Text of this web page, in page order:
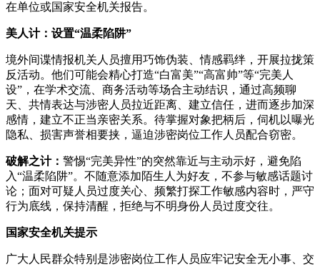
在单位或国家安全机关报告。
美人计：设置“温柔陷阱”
境外间谍情报机关人员擅用巧饰伪装、情感羁绊，开展拉拢策
反活动。他们可能会精心打造“白富美”“高富帅”等“完美人
设”，在学术交流、商务活动等场合主动结识，通过高频聊
天、共情表达与涉密人员拉近距离、建立信任，进而逐步加深
感情，建立不正当亲密关系。待掌握对象把柄后，伺机以曝光
隐私、损害声誉相要挟，逼迫涉密岗位工作人员配合窃密。
破解之计： 警惕“完美异性”的突然靠近与主动示好，避免陷
入“温柔陷阱”。不随意添加陌生人为好友，不参与敏感话题讨
论；面对可疑人员过度关心、频繁打探工作敏感内容时，严守
行为底线，保持清醒，拒绝与不明身份人员过度交往。
国家安全机关提示
广大人民群众特别是涉密岗位工作人员应牢记安全无小事、交